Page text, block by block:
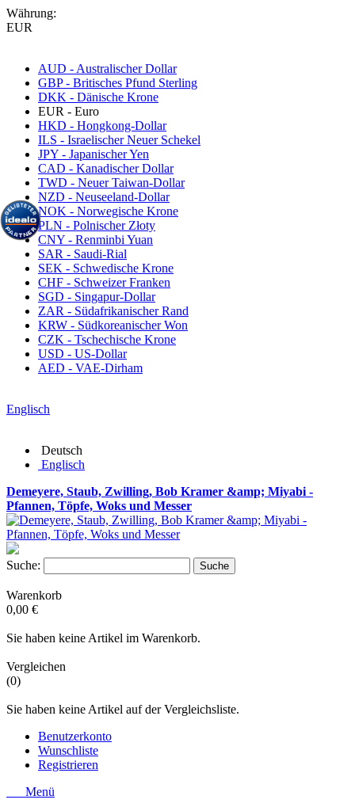
Währung:
EUR
AUD - Australischer Dollar
GBP - Britisches Pfund Sterling
DKK - Dänische Krone
EUR - Euro
HKD - Hongkong-Dollar
ILS - Israelischer Neuer Schekel
JPY - Japanischer Yen
CAD - Kanadischer Dollar
TWD - Neuer Taiwan-Dollar
NZD - Neuseeland-Dollar
NOK - Norwegische Krone
PLN - Polnischer Złoty
CNY - Renminbi Yuan
SAR - Saudi-Rial
SEK - Schwedische Krone
CHF - Schweizer Franken
SGD - Singapur-Dollar
ZAR - Südafrikanischer Rand
KRW - Südkoreanischer Won
CZK - Tschechische Krone
USD - US-Dollar
AED - VAE-Dirham
Englisch
Deutsch
Englisch
Demeyere, Staub, Zwilling, Bob Kramer &amp; Miyabi -
Pfannen, Töpfe, Woks und Messer
Suche: Suche
Warenkorb
0,00 €
Sie haben keine Artikel im Warenkorb.
Vergleichen
(0)
Sie haben keine Artikel auf der Vergleichsliste.
Benutzerkonto
Wunschliste
Registrieren
Menü